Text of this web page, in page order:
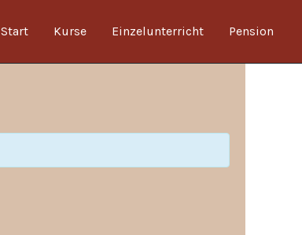
Start Kurse Einzelunterricht Pension